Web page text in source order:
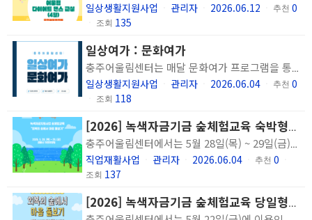
일상생활지원사업 관리자 2026.06.12 추천 0
조회 135
일상여가 : 문화여가
충주어울림센터는 매달 문화여가 프로그램을 통해 다양한 문화 공간을 방문하여 일상에서 벗어나 새로운 시각과 활력을 충전하는 시간을 가졌습니다. 앞으로도 다양한 문화 프로그램을 통해 이용인분들의 삶의 질을 높이고 정서적 안정을 도모할 수 있도록 지원하겠습니다.
일상생활지원사업 관리자 2026.06.04 추천 0
조회 118
[2026] 녹색자금기금 숲체험교육 숙박형 2회기 진행
충주어울림센터에서는 5월 28일(목) ~ 29일(금) 동안 이용인의 신체적, 정신적, 사회적 회복을 지원하는 녹색자금 지원사업 숲체험교육인 정신장애인의 숲 활동을 통한 마음 성장 프로그램 '회복의 숲에서 마음 돌보기' 숙박형 2회기를 진행하였습니다.
직업재활사업 관리자 2026.06.04 추천 0
조회 137
[2026] 녹색자금기금 숲체험교육 당일형 3회기 진행